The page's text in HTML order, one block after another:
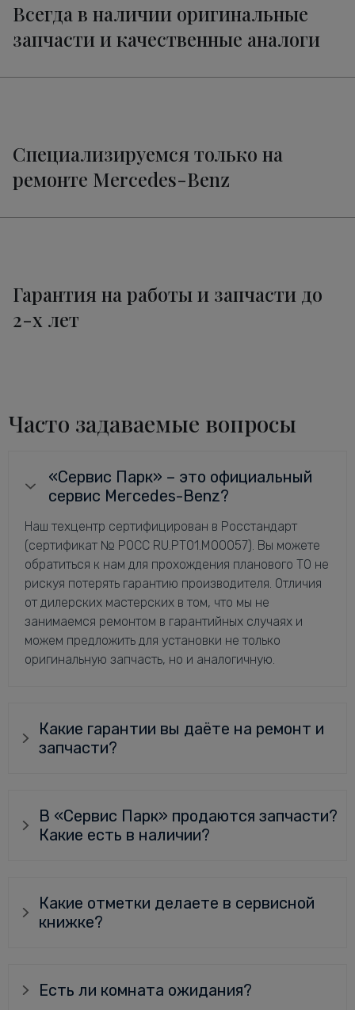
Всегда в наличии оригинальные
запчасти и качественные аналоги
Специализируемся только на
ремонте Mercedes-Benz
Гарантия на работы и запчасти до
2-х лет
Часто задаваемые вопросы
«Сервис Парк» – это официальный
сервис Mercedes-Benz?
Наш техцентр сертифицирован в Росстандарт
(сертификат № РОСС RU.РТ01.М00057). Вы можете
обратиться к нам для прохождения планового ТО не
рискуя потерять гарантию производителя. Отличия
от дилерских мастерских в том, что мы не
занимаемся ремонтом в гарантийных случаях и
можем предложить для установки не только
оригинальную запчасть, но и аналогичную.
Какие гарантии вы даёте на ремонт и
запчасти?
В «Сервис Парк» продаются запчасти?
Какие есть в наличии?
Какие отметки делаете в сервисной
книжке?
Есть ли комната ожидания?